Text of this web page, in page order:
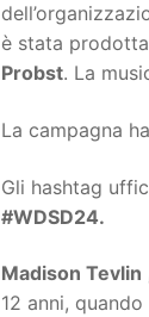
è stata
Probst. La
La campagna
Gli hashtag
#WDSD24.
Madison Tevlin
12 anni,